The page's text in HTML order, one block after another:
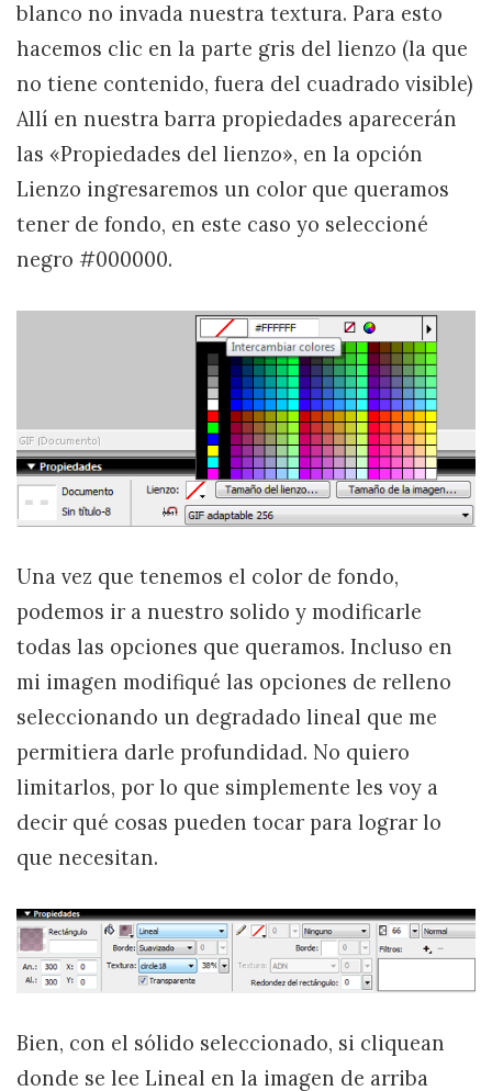
blanco no invada nuestra textura. Para esto
hacemos clic en la parte gris del lienzo (la que
no tiene contenido, fuera del cuadrado visible)
Allí en nuestra barra propiedades aparecerán
las «Propiedades del lienzo», en la opción
Lienzo ingresaremos un color que queramos
tener de fondo, en este caso yo seleccioné
negro #000000.
Una vez que tenemos el color de fondo,
podemos ir a nuestro solido y modificarle
todas las opciones que queramos. Incluso en
mi imagen modifiqué las opciones de relleno
seleccionando un degradado lineal que me
permitiera darle profundidad. No quiero
limitarlos, por lo que simplemente les voy a
decir qué cosas pueden tocar para lograr lo
que necesitan.
Bien, con el sólido seleccionado, si cliquean
donde se lee Lineal en la imagen de arriba